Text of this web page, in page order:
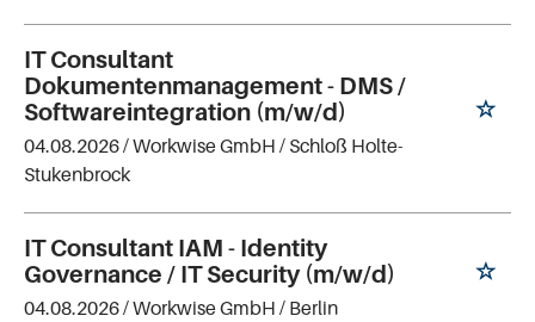
IT Consultant
Dokumentenmanagement - DMS /
Softwareintegration (m/w/d)
04.08.2026 /Workwise GmbH / Schloß Holte-
Stukenbrock
IT Consultant IAM - Identity
Governance / IT Security (m/w/d)
04.08.2026 /Workwise GmbH / Berlin